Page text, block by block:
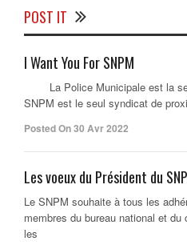
POST IT
I Want You For SNPM
La Police Municipale est la
SNPM est le seul syndicat de
Posted On 30 Avr 2022
Les voeux du Président du
Le SNPM souhaite à tous les
membres du bureau national et
les